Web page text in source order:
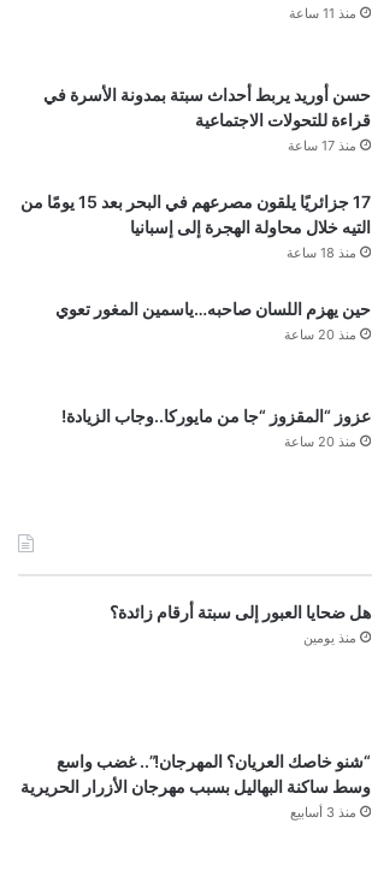
منذ 11 ساعة
حسن أوريد يربط أحداث سبتة بمدونة الأسرة في
قراءة للتحولات الاجتماعية
منذ 17 ساعة
17 جزائريًا يلقون مصرعهم في البحر بعد 15 يومًا من
التيه خلال محاولة الهجرة إلى إسبانيا
منذ 18 ساعة
حين يهزم اللسان صاحبه…ياسمين المغور تعوي
منذ 20 ساعة
عزوز “المقزوز “جا من مايوركا..وجاب الزيادة!
منذ 20 ساعة
هل ضحايا العبور إلى سبتة أرقام زائدة؟
منذ يومين
“شنو خاصك العريان؟ المهرجان!”.. غضب واسع
وسط ساكنة البهاليل بسبب مهرجان الأزرار الحريرية
منذ 3 أسابيع